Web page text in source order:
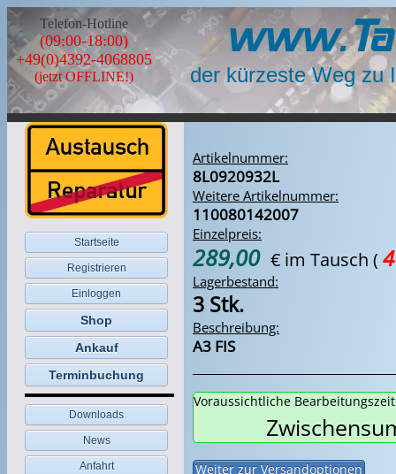
Telefon-Hotline
(09:00-18:00)
+49(0)4392-4068805
(jetzt OFFLINE!) der kürzeste Weg zu
Startseite
Registrieren
Einloggen
Shop
Ankauf
Terminbuchung
Downloads
News
Anfahrt
Artikelnummer:
8L0920932L
Weitere Artikelnummer:
110080142007
Einzelpreis:
289,00 € im Tausch (
Lagerbestand:
3 Stk.
Beschreibung:
A3 FIS
Voraussichtliche